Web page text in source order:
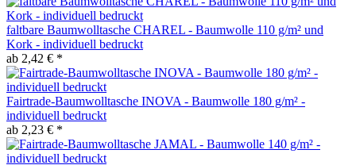
faltbare Baumwolltasche CHAREL - Baumwolle 110 g/m² und
Kork - individuell bedruckt
ab 2,42 € *
Fairtrade-Baumwolltasche INOVA - Baumwolle 180 g/m² -
individuell bedruckt
ab 2,23 € *